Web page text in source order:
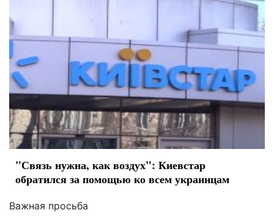
"Связь нужна, как воздух": Киевстар
обратился за помощью ко всем украинцам
Важная просьба